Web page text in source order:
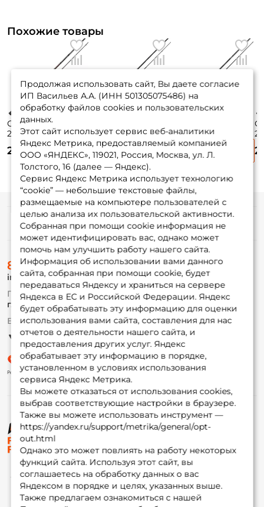
Похожие товары
Спиннинг Pontoon
21 Fabula Tinta
259см. 14-56гр.
165гр. fast /
FBS862HF
29 685 ₽
Craft Grand Soul
259см. 7-28гр.
115гр. fast / GRS-
862M
39 890 ₽
Orsa Nero 267см.
16-60гр. 140гр. Fast
/ ZONS-892H
36 650 ₽
/
Продолжая использовать сайт, Вы даете согласие
ИП Васильев А.А. (ИНН 501305075486) на
обработку файлов cookies и пользовательских
данных.
Этот сайт использует сервис веб-аналитики
Яндекс Метрика, предоставляемый компанией
ООО «ЯНДЕКС», 119021, Россия, Москва, ул. Л.
Толстого, 16 (далее — Яндекс).
Сервис Яндекс Метрика использует технологию
“cookie” — небольшие текстовые файлы,
размещаемые на компьютере пользователей с
целью анализа их пользовательской активности.
Собранная при помощи cookie информация не
может идентифицировать вас, однако может
помочь нам улучшить работу нашего сайта.
Информация об использовании вами данного
сайта, собранная при помощи cookie, будет
передаваться Яндексу и храниться на сервере
Яндекса в ЕС и Российской Федерации. Яндекс
будет обрабатывать эту информацию для оценки
использования вами сайта, составления для нас
отчетов о деятельности нашего сайта, и
предоставления других услуг. Яндекс
обрабатывает эту информацию в порядке,
установленном в условиях использования
сервиса Яндекс Метрика.
Вы можете отказаться от использования cookies,
выбрав соответствующие настройки в браузере.
Также вы можете использовать инструмент —
https://yandex.ru/support/metrika/general/opt-
out.html
Однако это может повлиять на работу некоторых
функций сайта. Используя этот сайт, вы
соглашаетесь на обработку данных о вас
Яндексом в порядке и целях, указанных выше.
Также предлагаем ознакомиться с нашей
© ФоксФишинг, 2009-2026
Информация
О магазине
Доставка
Оплата
Fox-bonus
Гуру
Партнерская программа
8 (495) 532-77-88
info@foxfishing.ru
По вопросам с заказом
г. Москва, ул. Плеханова д.7
Ежедневно 10:00 до 20:00